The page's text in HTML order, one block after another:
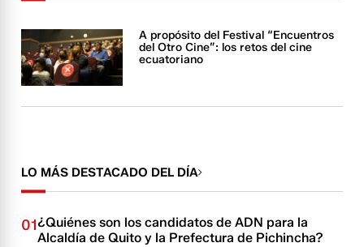
A propósito del Festival “Encuentros
del Otro Cine”: los retos del cine
ecuatoriano
LO MÁS DESTACADO DEL DÍA
01¿Quiénes son los candidatos de ADN para la
Alcaldía de Quito y la Prefectura de Pichincha?